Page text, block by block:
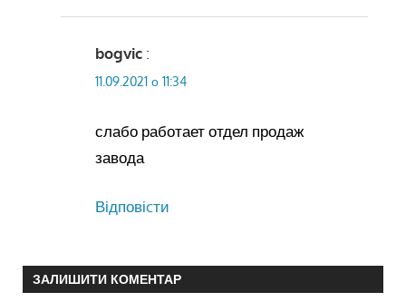
bogvic :
11.09.2021 о 11:34
слабо работает отдел продаж
завода
Відповіcти
ЗАЛИШИТИ КОМЕНТАР